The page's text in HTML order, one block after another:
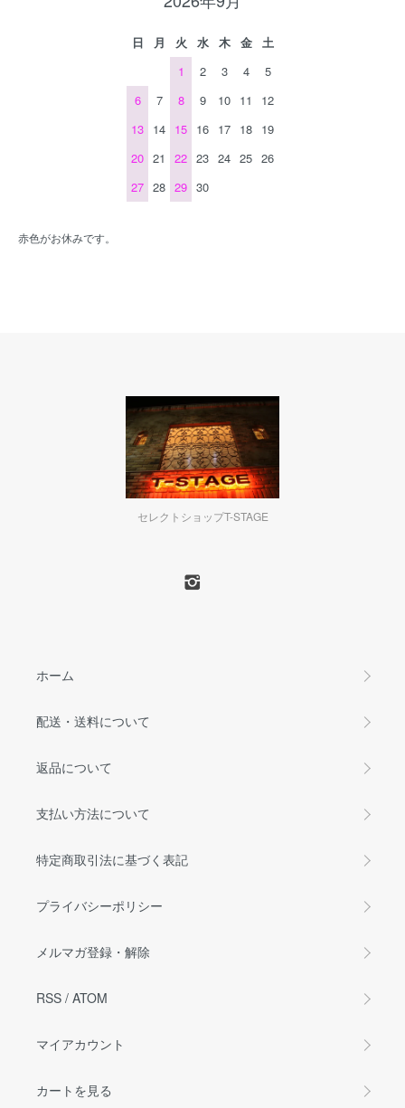
日 月 火 水 木 金
土
1
2 3 4
5
6
7 8 9 10 11
12
13 14 15 16 17 18 19
20 21 22 23 24 25 26
27 28 29 30
赤色がお休みです。
セレクトショップT-STAGE
ホーム
配送・送料について
返品について
支払い方法について
特定商取引法に基づく表記
プライバシーポリシー
メルマガ登録・解除
RSS / ATOM
マイアカウント
カートを見る